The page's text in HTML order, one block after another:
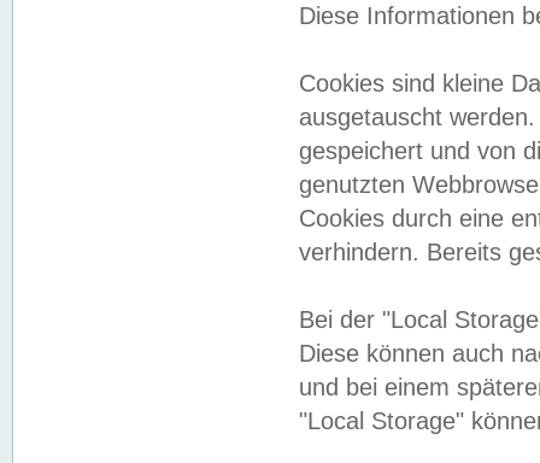
Diese Informationen
Cookies sind kleine
ausgetauscht
gespeichert und von
genutzten
Cookies durch eine
verhindern. Bereits
Bei der "Local
Diese können auch
und bei einem
"Local Storage"